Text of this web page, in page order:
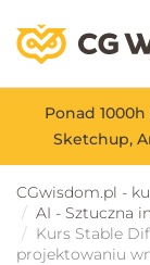
Ponad
Sketchup,
CGwisdom.pl -
AI - Sztuczna
Kurs Stable
projektowaniu